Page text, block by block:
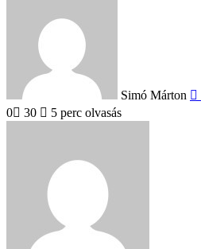
Simó Márton
0
30 5 perc olvasás